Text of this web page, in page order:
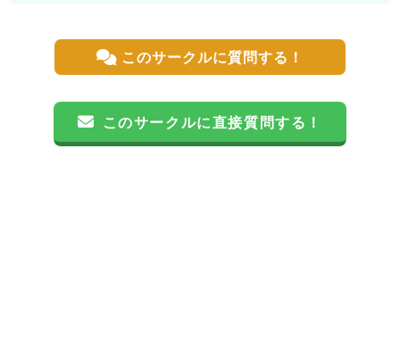
このサークルに質問する！
このサークルに直接質問する！